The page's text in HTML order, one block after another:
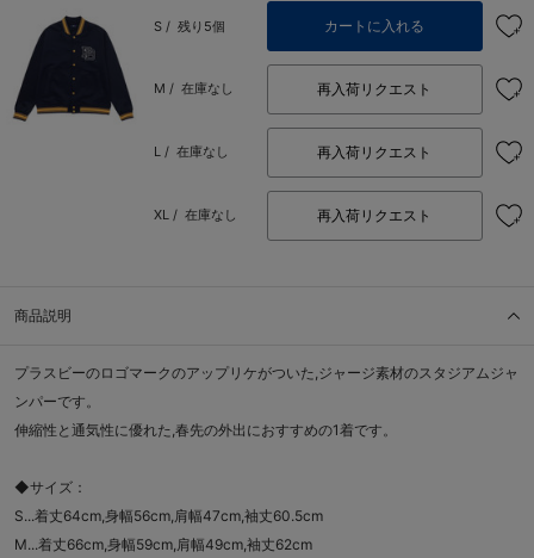
S / 残り5個 カートに入れる
M / 在庫なし 再入荷リクエスト
L / 在庫なし 再入荷リクエスト
XL / 在庫なし 再入荷リクエスト
商品説明
プラスビーのロゴマークのアップリケがついた,ジャージ素材のスタジアムジャ
ンパーです。
伸縮性と通気性に優れた,春先の外出におすすめの1着です。
◆サイズ：
S...着丈64cm,身幅56cm,肩幅47cm,袖丈60.5cm
M...着丈66cm,身幅59cm,肩幅49cm,袖丈62cm